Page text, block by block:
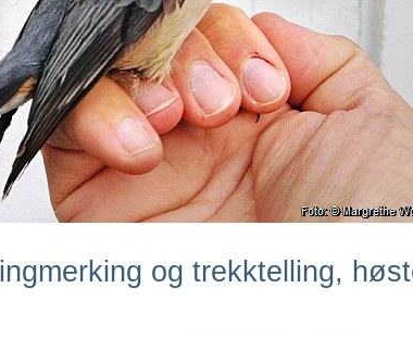
og trekktelling,